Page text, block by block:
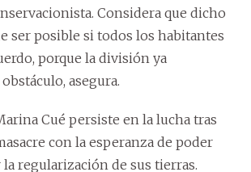
Considera que dicho
ser posible si todos los habitantes
porque la división ya
asegura.
Cué persiste en la lucha tras
con la esperanza de poder
regularización de sus tierras.